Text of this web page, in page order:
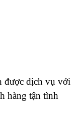
được dịch vụ với
hàng tận tình